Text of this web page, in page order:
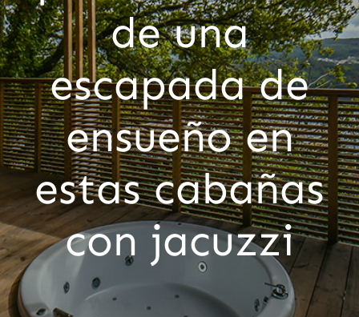
de una
escapada de
ensueño en
estas cabañas
con jacuzzi